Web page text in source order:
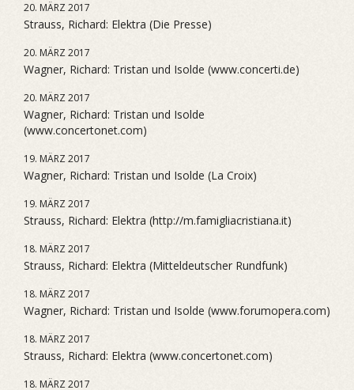
20. MÄRZ 2017
Strauss, Richard: Elektra (Die Presse)
20. MÄRZ 2017
Wagner, Richard: Tristan und Isolde (www.concerti.de)
20. MÄRZ 2017
Wagner, Richard: Tristan und Isolde
(www.concertonet.com)
19. MÄRZ 2017
Wagner, Richard: Tristan und Isolde (La Croix)
19. MÄRZ 2017
Strauss, Richard: Elektra (http://m.famigliacristiana.it)
18. MÄRZ 2017
Strauss, Richard: Elektra (Mitteldeutscher Rundfunk)
18. MÄRZ 2017
Wagner, Richard: Tristan und Isolde (www.forumopera.com)
18. MÄRZ 2017
Strauss, Richard: Elektra (www.concertonet.com)
18. MÄRZ 2017